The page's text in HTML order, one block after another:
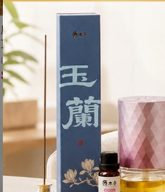
原木香 惠安沉香臥香 靜思香 線香 臥香
頂級惠安沉香 野生惠安沉香 瓜果香 惠安
沉香 無助燃劑 無香精 不薰鼻 純天然
木製作 避邪 辟邪 除穢 淨宅 淨化 祈福
安神 定心
$1,100 ~ 3,870
$850 ~ 3,100